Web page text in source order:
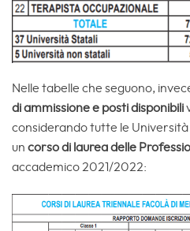
Nelle tabelle che seguono,
di ammissione e posti disponibili
considerando tutte le
un corso di laurea delle
accademico 2021/2022: